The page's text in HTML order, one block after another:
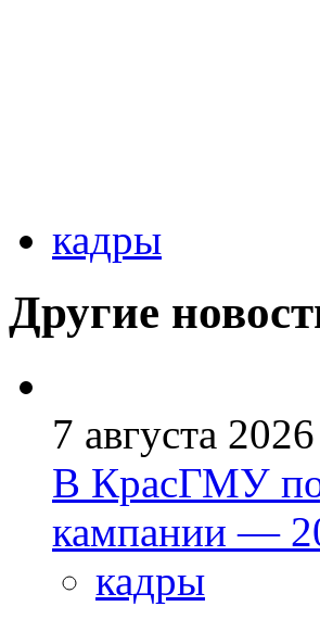
кадры
Другие
7 августа 2026
В КрасГМУ
кампании —
кадры